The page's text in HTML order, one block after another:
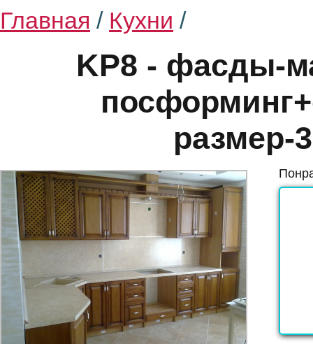
Главная / Кухни /
KP8 - фасды-
размер-